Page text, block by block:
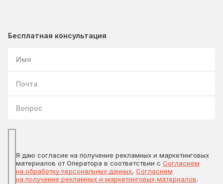
Бесплатная консультация
Я даю согласие на получение рекламных и маркетинговых
материалов от Оператора в соответствии с Согласием
на обработку персональных данных, Согласием
на получение рекламных и маркетинговых материалов.